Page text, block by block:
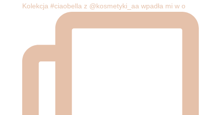
Kolekcja #ciaobella z @kosmetyki_aa wpadła mi w o